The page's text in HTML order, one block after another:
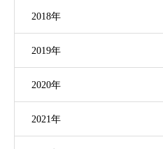
2018年
2019年
2020年
2021年